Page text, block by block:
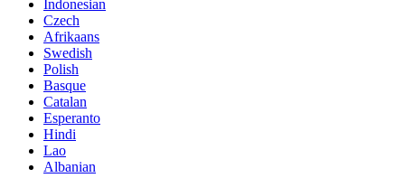
Indonesian
Czech
Afrikaans
Swedish
Polish
Basque
Catalan
Esperanto
Hindi
Lao
Albanian